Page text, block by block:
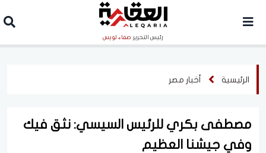
رئيس التحرير صفاء لويس
الرئيسية أخبار مصر
مصطفى بكري للرئيس السيسي: نثق فيك
وفي جيشنا العظيم